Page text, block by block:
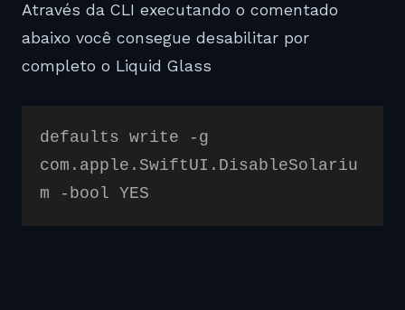
Através da CLI executando o comentado
abaixo você consegue desabilitar por
completo o Liquid Glass
defaults write -g
com.apple.SwiftUI.DisableSolariu
m -bool YES